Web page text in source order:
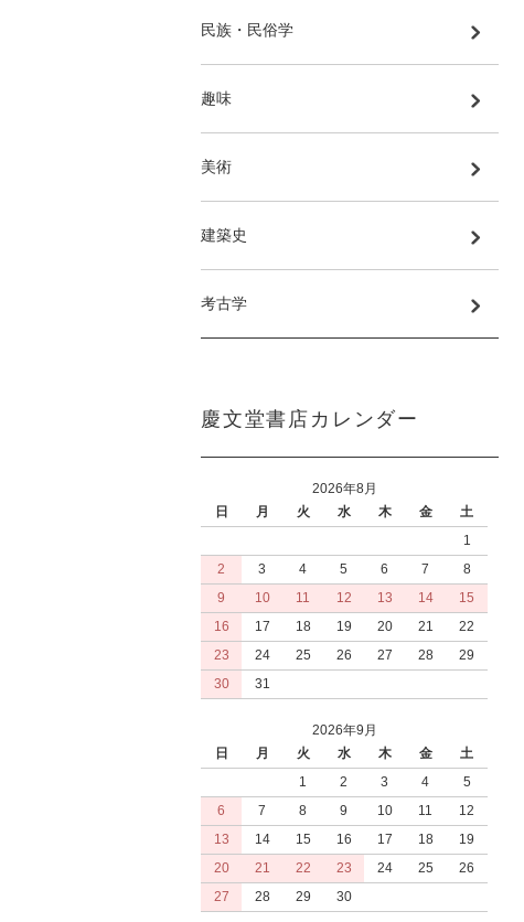
民族・民俗学
趣味
美術
建築史
考古学
慶文堂書店カレンダー
2026年8月
日
月 火 水 木 金
土
1
2
3 4 5 6 7
8
9
10 11 12 13 14
15
16
17 18 19 20 21
22
23
24 25 26 27 28
29
30
31
2026年9月
日
月 火 水 木 金
土
1
2 3 4
5
6
7 8 9 10 11
12
13
14 15 16 17 18
19
20
21 22 23 24 25
26
27
28 29 30